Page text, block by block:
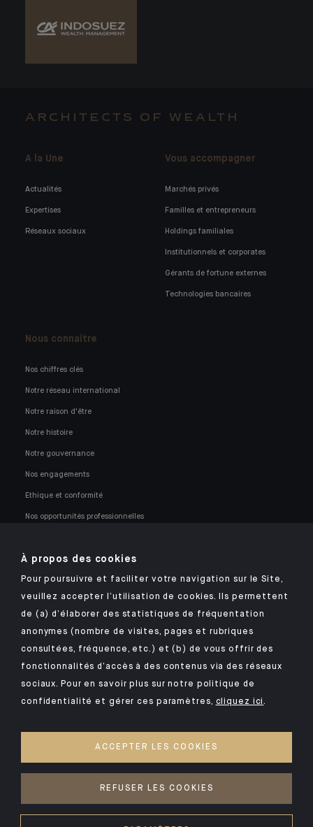
ARCHITECTS OF WEALTH
A la Une
Actualités
Expertises
Réseaux sociaux
Vous accompagner
Marchés privés
Familles et entrepreneurs
Holdings familiales
Institutionnels et corporates
Gérants de fortune externes
Technologies bancaires
Nous connaître
Nos chiffres clés
Notre réseau international
Notre raison d'être
Notre histoire
Notre gouvernance
Nos engagements
Ethique et conformité
Nos opportunités professionnelles
Retrouvez notre application mobile Indosuez
MENTIONS LÉGALES
SÉCURITÉ
À propos des cookies
Pour poursuivre et faciliter votre navigation sur le Site,
veuillez accepter l’utilisation de cookies. Ils permettent
de (a) d’élaborer des statistiques de fréquentation
anonymes (nombre de visites, pages et rubriques
consultées, fréquence, etc.) et (b) de vous offrir des
fonctionnalités d’accès à des contenus via des réseaux
sociaux. Pour en savoir plus sur notre politique de
confidentialité et gérer ces paramètres, cliquez ici.
ACCEPTER LES COOKIES
REFUSER LES COOKIES